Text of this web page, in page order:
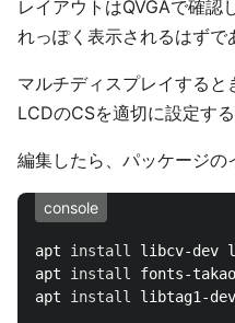
レイアウトはQVGAで確認
れっぽく表示されるはずで
マルチディスプレイする
LCDのCSを適切に設定する
編集したら、パッケージの
console
apt install libcv-dev
apt install fonts-
apt install libtag1-dev